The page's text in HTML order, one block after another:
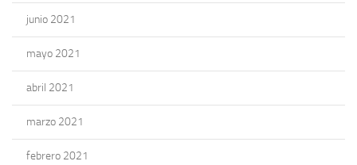
junio 2021
mayo 2021
abril 2021
marzo 2021
febrero 2021